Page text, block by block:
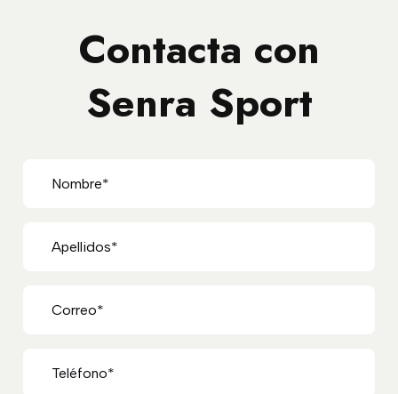
Contacta con
Senra Sport